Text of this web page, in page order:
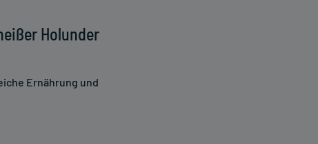
Holunder
Ernährung und